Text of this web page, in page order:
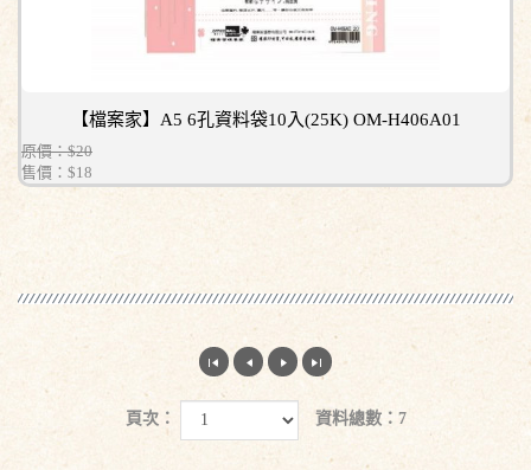
【檔案家】A5 6孔資料袋10入(25K) OM-H406A01
原價：$20
售價： $18
頁次： 資料總數：7